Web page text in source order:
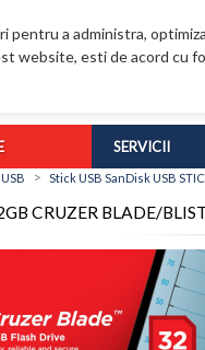
a administra,
website, esti de acord cu
SERVICII
> Stick USB SanDisk USB
CRUZER BLADE/